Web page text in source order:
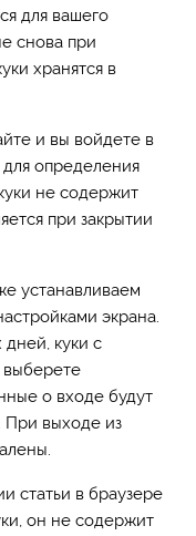
для вашего
снова при
хранятся в
и вы войдете в
определения
не содержит
при закрытии
устанавливаем
экрана.
дней, куки с
выберете
о входе будут
При выходе из
статьи в браузере
он не содержит